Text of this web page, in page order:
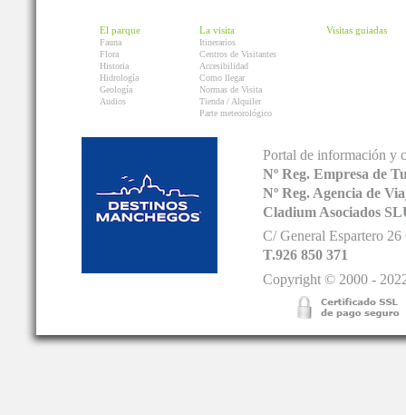
El parque
Fauna
Flora
Historia
Hidrología
Geología
Audios
La visita
Itinerarios
Centros de Visitantes
Accesibilidad
Como llegar
Normas de Visita
Tienda / Alquiler
Parte meteorológico
Visitas guiadas
Portal de información y
Nº Reg. Empresa de
Nº Reg. Agencia de
Cladium Asociados
C/ General Espartero
T.926 850 371
Copyright © 2000 -